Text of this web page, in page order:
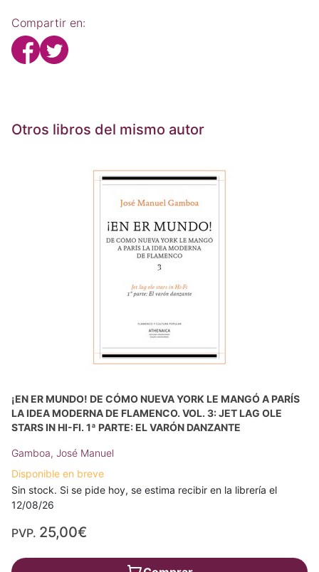
Compartir en:
Otros libros del mismo autor
¡EN ER MUNDO! DE CÓMO NUEVA YORK LE MANGÓ A PARÍS
LA IDEA MODERNA DE FLAMENCO. VOL. 3: JET LAG OLE
STARS IN HI-FI. 1ª PARTE: EL VARÓN DANZANTE
Gamboa, José Manuel
Disponible en breve
Sin stock. Si se pide hoy, se estima recibir en la librería el
12/08/26
PVP. 25,00€